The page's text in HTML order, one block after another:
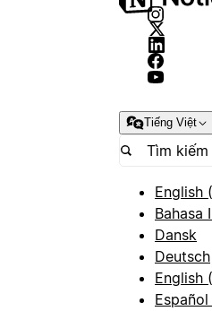
Tiếng Việt
English
Bahasa
Dansk
Deutsch
English